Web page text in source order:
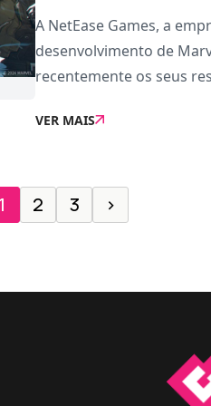
A NetEase Games, a
desenvolvimento de
recentemente os seus
31 de dezembro, o
VER MAIS
2 3 ›